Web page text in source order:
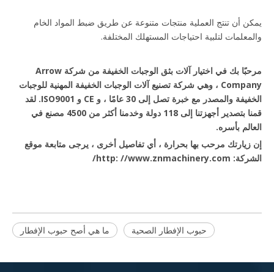
يمكن أن تنتج العملية منتجات متنوعة عن طريق ضبط المواد الخام
والمعلمات لتلبية احتياجات المستهلك المختلفة.
مرحبًا بك في اختيار آلات بثق الوجبات الخفيفة من شركة Arrow
Company ، وهي شركة تصنيع آلات الوجبات الخفيفة المهنية للوجبات
الخفيفة والمصدر مع خبرة تصل إلى 30 عامًا ، و CE و ISO9001. لقد
قمنا بتصدير أجهزتنا إلى 118 دولة وخدمنا أكثر من 4500 مصنع في
العالم بأسره.
إن زيارتك مرحب بها بحرارة ، أي تفاصيل أخرى ، يرجى متابعة موقع
الشركة: http: //www.znmachinery.com/
ما هي أصح حبوب الإفطار حبوب الإفطار الصحية